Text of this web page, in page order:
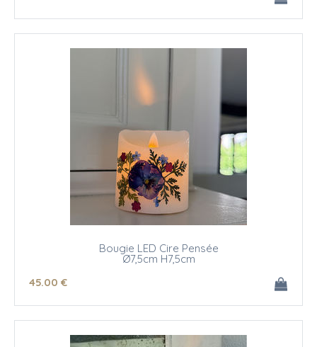
Bougie LED Cire Pensée
Ø7,5cm H7,5cm
45.00 €